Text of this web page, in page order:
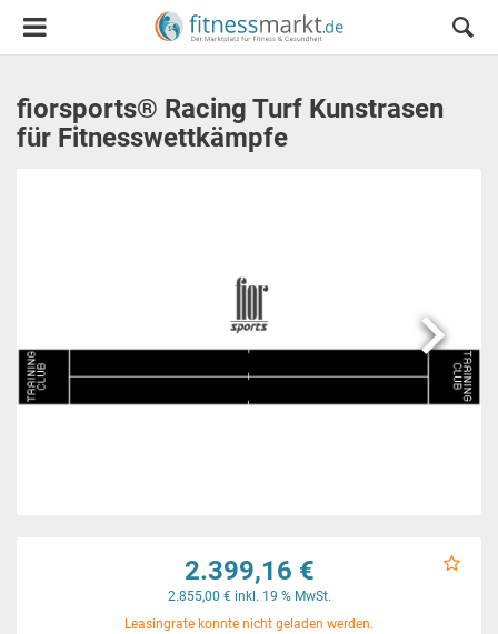
fiorsports® Racing Turf Kunstrasen
für Fitnesswettkämpfe

2.399,16 €
2.855,00 € inkl. 19 % MwSt.
Leasingrate konnte nicht geladen werden.